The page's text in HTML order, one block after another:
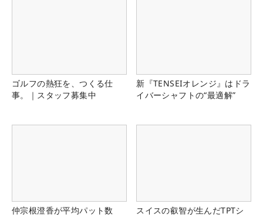
ゴルフの熱狂を、つくる仕
事。｜スタッフ募集中
新『TENSEIオレンジ』はドラ
イバーシャフトの“最適解”
仲宗根澄香が平均パット数
スイスの叡智が生んだTPTシ